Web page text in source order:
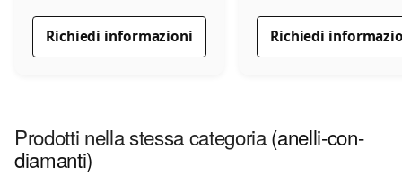
Richiedi informazioni Richiedi
Prodotti nella stessa categoria(anelli-con-
diamanti)